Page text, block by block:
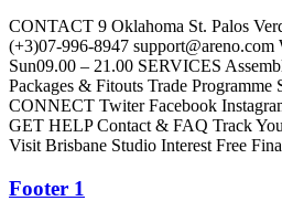
CONTACT 9 Oklahoma St. Palos
(+3)07-996-8947
Sun09.00 – 21.00 SERVICES
Packages & Fitouts Trade
CONNECT Twiter Facebook
GET HELP Contact & FAQ Track
Visit Brisbane Studio Interest Free
Footer 1